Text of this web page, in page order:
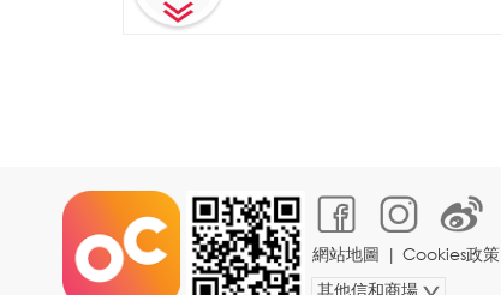
網站地圖 | Cookies政策
其他信和商場